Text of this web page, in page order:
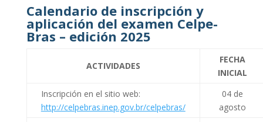
Calendario de inscripción y
aplicación del examen Celpe-
Bras – edición 2025
ACTIVIDADES
FECHA
INICIAL
Inscripción en el sitio web:
http://celpebras.inep.gov.br/celpebras/
04 de
agosto